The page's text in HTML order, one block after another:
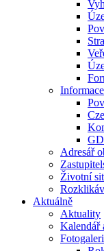
Informace
Adresář
Životní
Aktuálně
Aktuality
Kalendář